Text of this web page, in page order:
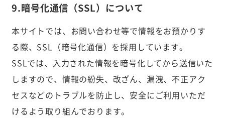
9.暗号化通信（SSL）について
本サイトでは、お問い合わせ等で情報をお預かりす
る際、SSL（暗号化通信）を採用しています。
SSLでは、入力された情報を暗号化してから送信いた
しますので、情報の紛失、改ざん、漏洩、不正アク
セスなどのトラブルを防止し、安全にご利用いただ
けるよう取り組んでおります。